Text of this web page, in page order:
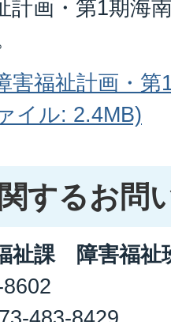
計画・第1期海
害福祉計画・
イル: 2.4MB)
するお問
祉課 障害福祉